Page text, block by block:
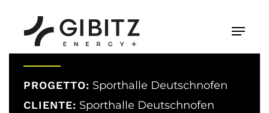
Menu
PROGETTO: Sporthalle Deutschnofen
CLIENTE: Sporthalle Deutschnofen